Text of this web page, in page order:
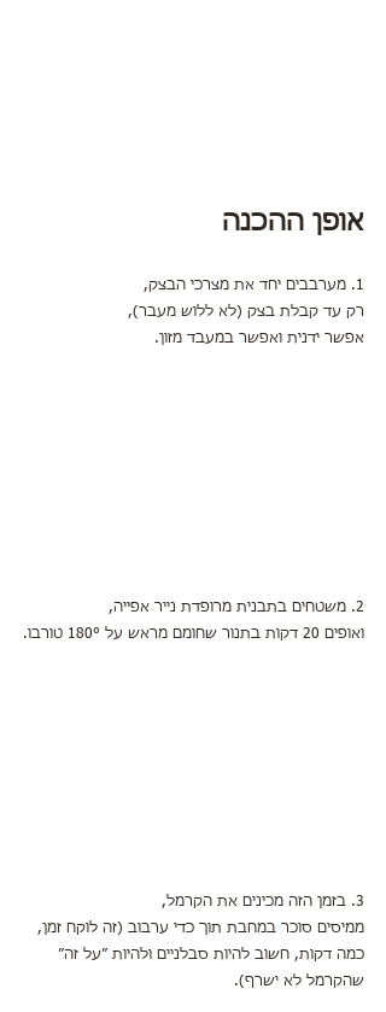
אופן ההכנה
1. מערבבים יחד את מצרכי הבצק,
רק עד קבלת בצק (לא ללוש מעבר),
אפשר ידנית ואפשר במעבד מזון.
2. משטחים בתבנית מרופדת נייר אפייה,
ואופים 20 דקות בתנור שחומם מראש על 180° טורבו.
3. בזמן הזה מכינים את הקרמל,
ממיסים סוכר במחבת תוך כדי ערבוב (זה לוקח זמן,
כמה דקות, חשוב להיות סבלניים ולהיות ״על זה״
שהקרמל לא ישרף).